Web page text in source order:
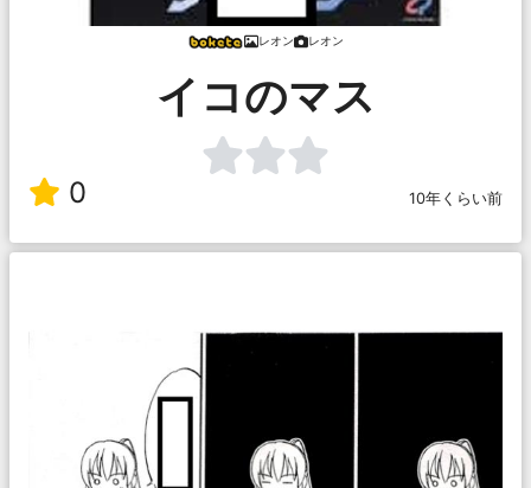
レオン レオン
イコのマス
0 10年くらい前